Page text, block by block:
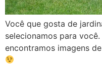
Você que gosta de
selecionamos para
encontramos imagens